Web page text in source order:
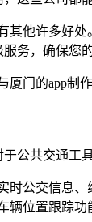
其他许多好
务，确保您
厦门的app
公共交通工
时公交信息
辆位置跟踪功